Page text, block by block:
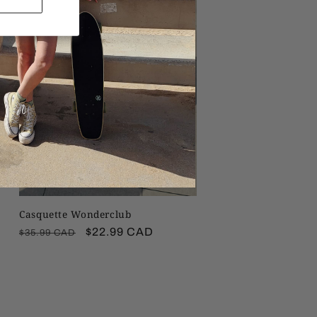
Casquette Wonderclub
Prix
$35.99 CAD
Prix
$22.99 CAD